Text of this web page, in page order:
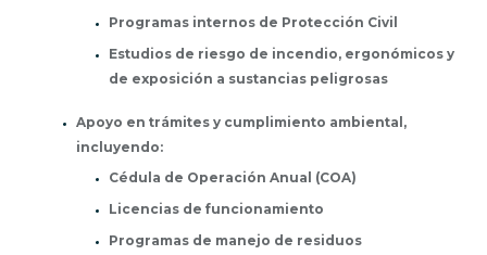
Programas internos de Protección Civil
Estudios de riesgo de incendio, ergonómicos y
de exposición a sustancias peligrosas
Apoyo en trámites y cumplimiento ambiental,
incluyendo:
Cédula de Operación Anual (COA)
Licencias de funcionamiento
Programas de manejo de residuos